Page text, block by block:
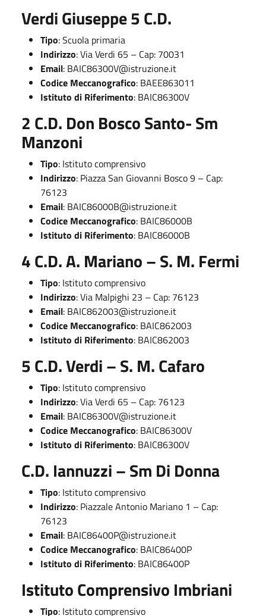
Verdi Giuseppe 5 C.D.
Tipo: Scuola primaria
Indirizzo: Via Verdi 65 – Cap: 70031
Email: BAIC86300V@istruzione.it
Codice Meccanografico: BAEE863011
Istituto di Riferimento: BAIC86300V
2 C.D. Don Bosco Santo- Sm
Manzoni
Tipo: Istituto comprensivo
Indirizzo: Piazza San Giovanni Bosco 9 – Cap:
76123
Email: BAIC86000B@istruzione.it
Codice Meccanografico: BAIC86000B
Istituto di Riferimento: BAIC86000B
4 C.D. A. Mariano – S. M. Fermi
Tipo: Istituto comprensivo
Indirizzo: Via Malpighi 23 – Cap: 76123
Email: BAIC862003@istruzione.it
Codice Meccanografico: BAIC862003
Istituto di Riferimento: BAIC862003
5 C.D. Verdi – S. M. Cafaro
Tipo: Istituto comprensivo
Indirizzo: Via Verdi 65 – Cap: 76123
Email: BAIC86300V@istruzione.it
Codice Meccanografico: BAIC86300V
Istituto di Riferimento: BAIC86300V
C.D. Iannuzzi – Sm Di Donna
Tipo: Istituto comprensivo
Indirizzo: Piazzale Antonio Mariano 1 – Cap:
76123
Email: BAIC86400P@istruzione.it
Codice Meccanografico: BAIC86400P
Istituto di Riferimento: BAIC86400P
Istituto Comprensivo Imbriani
Tipo: Istituto comprensivo